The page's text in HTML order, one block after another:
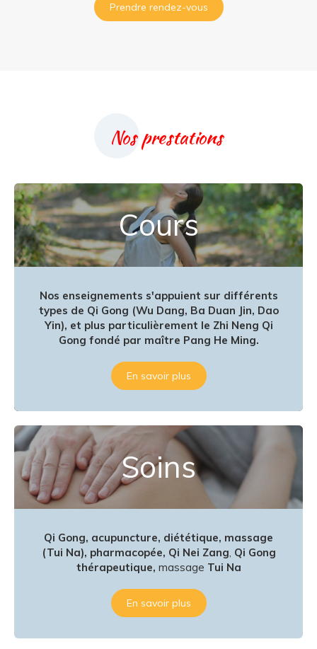
Prendre rendez-vous
Nos prestations
Cours
Nos enseignements s'appuient sur différents
types de Qi Gong (Wu Dang, Ba Duan Jin, Dao
Yin), et plus particulièrement le Zhi Neng Qi
Gong fondé par maître Pang He Ming.
En savoir plus
Soins
Qi Gong, acupuncture, diététique, massage
(Tui Na), pharmacopée, Qi Nei Zang, Qi Gong
thérapeutique, massage Tui Na
En savoir plus